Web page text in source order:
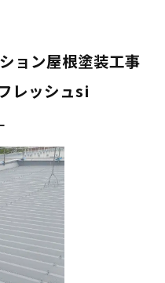
ョン屋根塗装工事
レッシュsi